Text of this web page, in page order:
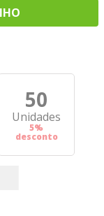
50
Unidades
5%
desconto